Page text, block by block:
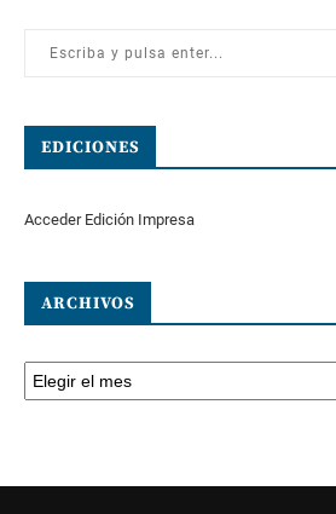
EDICIONES
Acceder Edición Impresa
ARCHIVOS